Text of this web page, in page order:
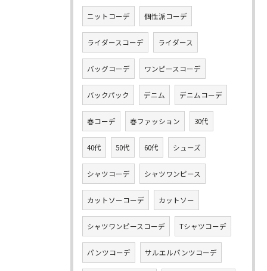
ニットコーデ 個性派コーデ
ライダースコーデ ライダース
バッグコーデ ワンピースコーデ
バックパック デニム デニムコーデ
春コーデ 春ファッション 30代
40代 50代 60代 シューズ
シャツコーデ シャツワンピース
カットソーコーデ カットソー
シャツワンピースコーデ Tシャツコーデ
パンツコーデ サルエルパンツコーデ